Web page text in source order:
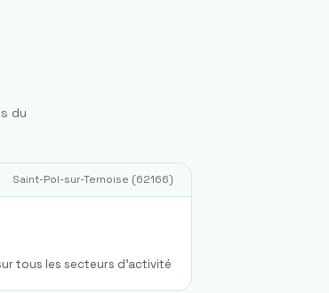
du
Saint-Pol-sur-Ternoise (62166)
tous les secteurs d'activité